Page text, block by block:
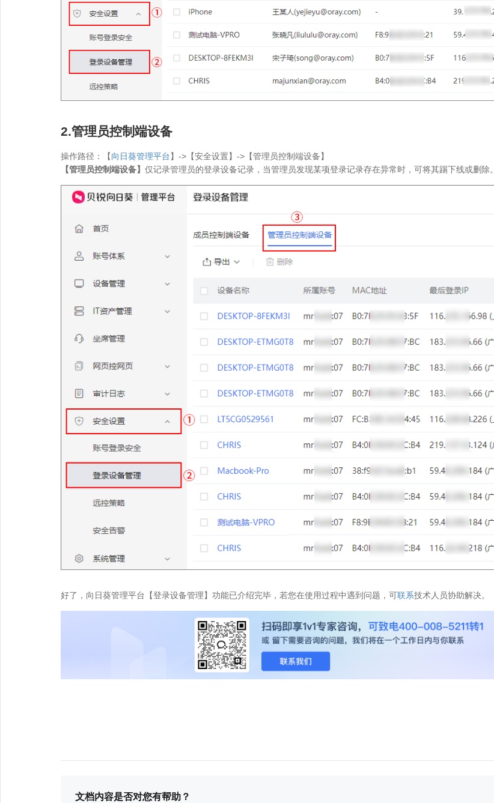
2.管理员控制端设备
操作路径：【向日葵管理平台】->【安全设置】->【管理员控制端设备】
【管理员控制端设备】 仅记录管理员的登录设备记录，当管理员发现某项登录记录存在异常时，可将其踢下线或删除。
好了，向日葵管理平台【登录设备管理】功能已介绍完毕，若您在使用过程中遇到问题，可联系技术人员协助解决。
文档内容是否对您有帮助？